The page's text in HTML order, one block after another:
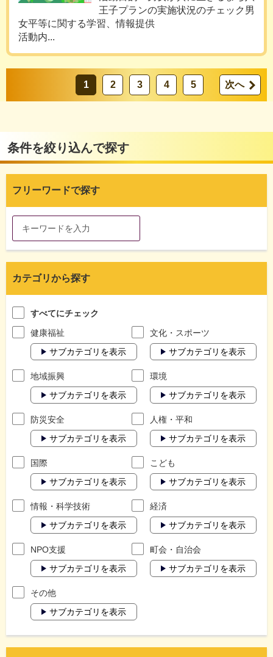
王子プランの実施状況のチェック男
女平等に関する学習、情報提供
活動内...
1 2 3 4 5 次へ
条件を絞り込んで探す
フリーワードで探す
カテゴリから探す
すべてにチェック
健康福祉
サブカテゴリを表示
文化・スポーツ
サブカテゴリを表示
地域振興
サブカテゴリを表示
環境
サブカテゴリを表示
防災安全
サブカテゴリを表示
人権・平和
サブカテゴリを表示
国際
サブカテゴリを表示
こども
サブカテゴリを表示
情報・科学技術
サブカテゴリを表示
経済
サブカテゴリを表示
NPO支援
サブカテゴリを表示
町会・自治会
サブカテゴリを表示
その他
サブカテゴリを表示